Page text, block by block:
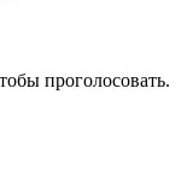
проголосовать.